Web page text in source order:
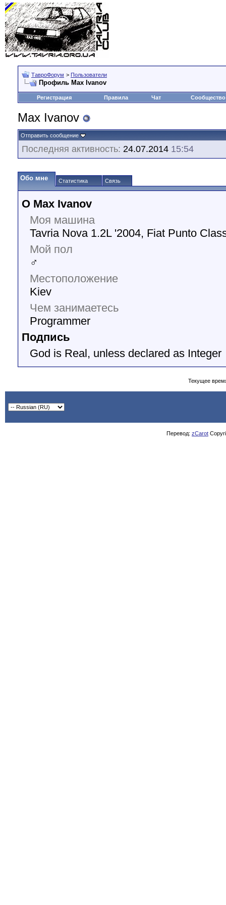
ТавроФорум > Пользователи
Профиль Max Ivanov
Регистрация Правила Чат Сообщество
Max Ivanov
Отправить сообщение
Последняя активность: 24.07.2014 15:54
Обо мне Статистика Связь
О Max Ivanov
Моя машина
Tavria Nova 1.2L '2004, Fiat Punto
Мой пол
♂
Местоположение
Kiev
Чем занимаетесь
Programmer
Подпись
God is Real, unless declared as Integer
Текущее
Перевод: zCarot